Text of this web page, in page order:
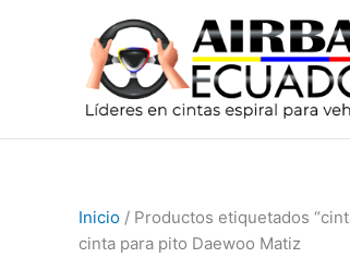
Inicio / Productos etiquetados
cinta para pito Daewoo Matiz